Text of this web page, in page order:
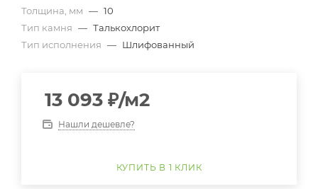
Толщина, мм — 10
Тип камня — Талькохлорит
Тип исполнения — Шлифованный
13 093 ₽/м2
Нашли дешевле?
КУПИТЬ В 1 КЛИК